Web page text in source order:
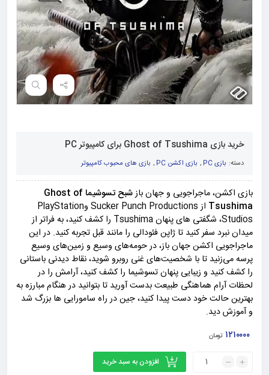
خرید بازی Ghost of Tsushima برای کامپیوتر PC
دسته: بازی PC , بازی اکشن PC , بازی های محبوب کامپیوتر
بازی اکشن، ماجراجویی و جهان باز
شبح تسوشیما Ghost of
Tsushima
از Sucker Punch Productions وPlayStation
Studios، شگفتی های پنهان Tsushima را کشف کنید، به فراتر از
میدان نبرد سفر کنید تا ژاپن فئودالی را مانند قبل تجربه کنید. در این
ماجراجویی اکشن جهان باز، در حومه‌های وسیع و زمین‌های وسیع
پرسه می‌زنید تا با شخصیت‌های غنی روبرو شوید، نقاط دیدنی باستانی
را کشف کنید و زیبایی پنهان تسوشیما را کشف کنید، آرامش را در
لحظات آرام هماهنگی طبیعت بدست آورید تا بتوانید در هنگام مبارزه به
بهترین حالت خود دست پیدا کنید، جین در راه سامورایی ها بزرگ شد
و آموزش دید.
۱۲۱۰۰۰۰ تومان
افزودن به سبد خرید